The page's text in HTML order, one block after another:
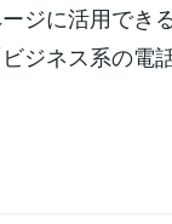
ジに活用でき
ジネス系の電